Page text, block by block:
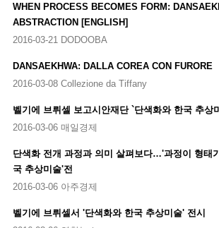
WHEN PROCESS BECOMES FORM:
ABSTRACTION [ENGLISH]
2016-03-21 DODOOBA
DANSAEKHWA: DALLA COREA CON FURORE
2016-03-08 Collezione da Tiffany
벨기에 브뤼셀 보고시안재단 `단색화와 한국 추상
2016-03-06 매일경제
단색화 전개 과정과 의미 살펴보다…'과정이 형태
국 추상미술'전
2016-03-06 아주경제
벨기에 브뤼셀서 '단색화와 한국 추상미술' 전시